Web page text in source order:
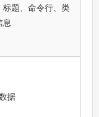
标题、命令行、类
息
据